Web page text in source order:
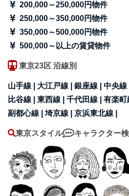
200,000～250,000円物件
250,000～350,000円物件
350,000～500,000円物件
500,000～以上の賃貸物件
東京23区 沿線別
山手線 | 大江戸線 |銀座線 |中央
比谷線 |東西線 |千代田線 |有楽
副都心線 |埼京線 |京浜東北線 |
東京スタイル キャラクター